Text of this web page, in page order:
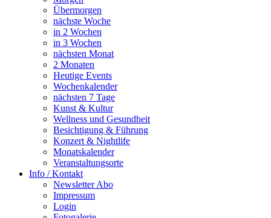
Übermorgen
nächste Woche
in 2 Wochen
in 3 Wochen
nächsten Monat
2 Monaten
Heutige Events
Wochenkalender
nächsten 7 Tage
Kunst & Kultur
Wellness und Gesundheit
Besichtigung & Führung
Konzert & Nightlife
Monatskalender
Veranstaltungsorte
Info / Kontakt
Newsletter Abo
Impressum
Login